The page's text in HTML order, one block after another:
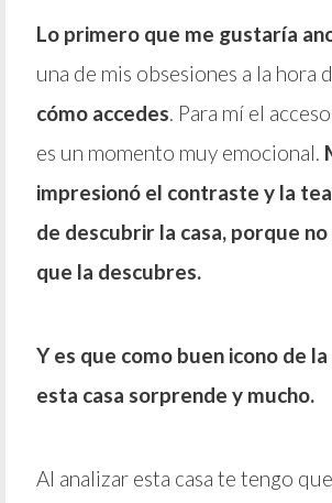
Lo primero que me gustaría
una de mis obsesiones a la hora
cómo accedes. Para mí el
es un momento muy emocional.
impresionó el contraste y la
de descubrir la casa, porque
que la descubres.
Y es que como buen icono de
esta casa sorprende y mucho.
Al analizar esta casa te tengo que